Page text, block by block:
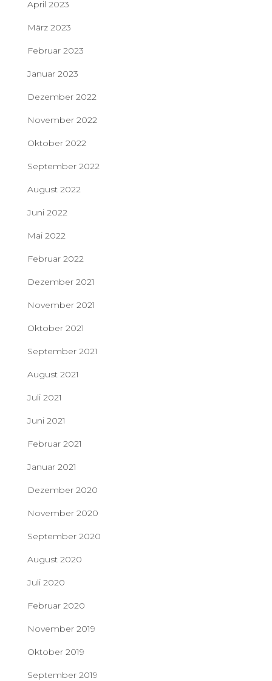
April 2023
März 2023
Februar 2023
Januar 2023
Dezember 2022
November 2022
Oktober 2022
September 2022
August 2022
Juni 2022
Mai 2022
Februar 2022
Dezember 2021
November 2021
Oktober 2021
September 2021
August 2021
Juli 2021
Juni 2021
Februar 2021
Januar 2021
Dezember 2020
November 2020
September 2020
August 2020
Juli 2020
Februar 2020
November 2019
Oktober 2019
September 2019